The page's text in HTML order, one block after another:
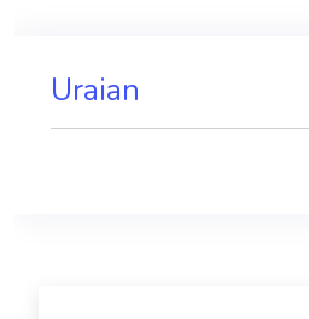
Uraian